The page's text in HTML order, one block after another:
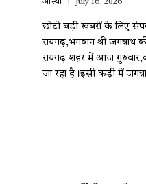
आस्था July 16, 2026
छोटी बड़ी खबरों के लिए
रायगढ़,भगवान श्री जगन्नाथ
रायगढ़ शहर में आज
जा रहा है।इसी कड़ी में